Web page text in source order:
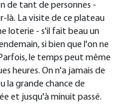
de tant de personnes -
là. La visite de ce plateau
loterie - s'il fait beau un
si bien que l'on ne
le temps peut même
heures. On n'a jamais de
la grande chance de
et jusqu'à minuit passé.